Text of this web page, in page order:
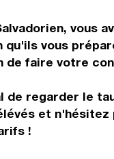
vous
qu'ils vous
faire votre
regarder le
et
!